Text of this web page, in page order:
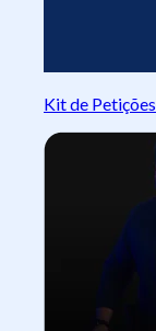
Kit de Petições